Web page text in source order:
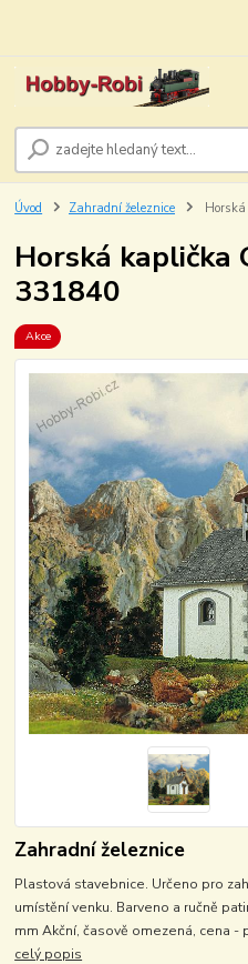
Úvod Zahradní železnice
Horská kaplička
331840
Akce
Zahradní železnice
Plastová stavebnice. Určeno pro
umístění venku. Barveno a ručně
mm Akční, časově omezená, cena
celý popis